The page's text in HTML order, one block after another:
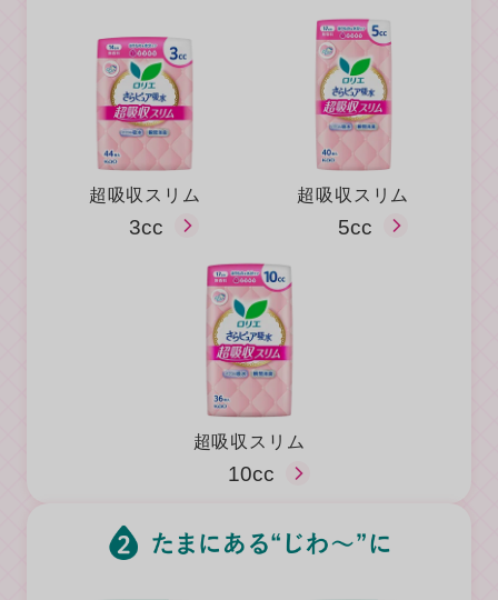
超吸収スリム
3cc
超吸収スリム
5cc
超吸収スリム
10cc